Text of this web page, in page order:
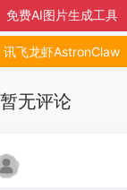
免费AI图片生成工具
讯飞龙虾AstronClaw
暂无评论